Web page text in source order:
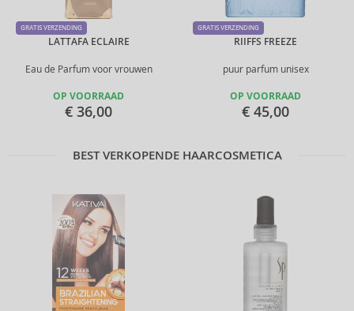
LATTAFA ECLAIRE
Eau de Parfum voor vrouwen
GRATIS VERZENDING
OP VOORRAAD
€ 36,00
RIIFFS FREEZE
puur parfum unisex
GRATIS VERZENDING
OP VOORRAAD
€ 45,00
BEST VERKOPENDE HAARCOSMETICA